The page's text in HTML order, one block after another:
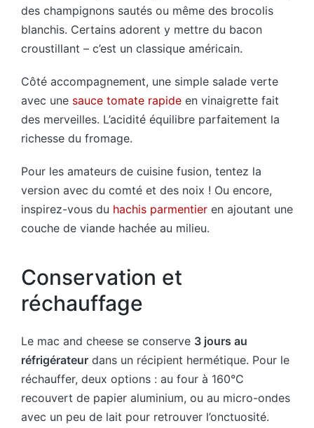
des champignons sautés ou même des brocolis
blanchis. Certains adorent y mettre du bacon
croustillant – c’est un classique américain.
Côté accompagnement, une simple salade verte
avec une sauce tomate rapide en vinaigrette fait
des merveilles. L’acidité équilibre parfaitement la
richesse du fromage.
Pour les amateurs de cuisine fusion, tentez la
version avec du comté et des noix ! Ou encore,
inspirez-vous du hachis parmentier en ajoutant une
couche de viande hachée au milieu.
Conservation et
réchauffage
Le mac and cheese se conserve 3 jours au
réfrigérateur dans un récipient hermétique. Pour le
réchauffer, deux options : au four à 160°C
recouvert de papier aluminium, ou au micro-ondes
avec un peu de lait pour retrouver l’onctuosité.